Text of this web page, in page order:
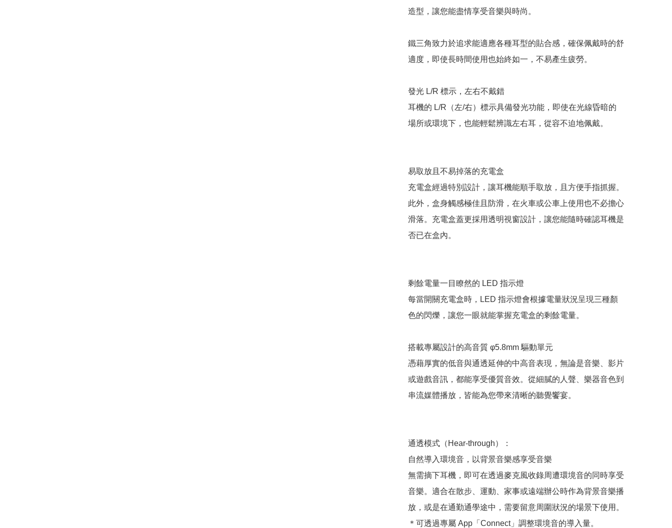
造型，讓您能盡情享受音樂與時尚。
鐵三角致力於追求能適應各種耳型的貼合感，確保佩戴時的舒
適度，即使長時間使用也始終如一，不易產生疲勞。
發光 L/R 標示，左右不戴錯
耳機的 L/R（左/右）標示具備發光功能，即使在光線昏暗的
場所或環境下，也能輕鬆辨識左右耳，從容不迫地佩戴。
易取放且不易掉落的充電盒
充電盒經過特別設計，讓耳機能順手取放，且方便手指抓握。
此外，盒身觸感極佳且防滑，在火車或公車上使用也不必擔心
滑落。充電盒蓋更採用透明視窗設計，讓您能隨時確認耳機是
否已在盒內。
剩餘電量一目瞭然的 LED 指示燈
每當開關充電盒時，LED 指示燈會根據電量狀況呈現三種顏
色的閃爍，讓您一眼就能掌握充電盒的剩餘電量。
搭載專屬設計的高音質 φ5.8mm 驅動單元
憑藉厚實的低音與通透延伸的中高音表現，無論是音樂、影片
或遊戲音訊，都能享受優質音效。從細膩的人聲、樂器音色到
串流媒體播放，皆能為您帶來清晰的聽覺饗宴。
通透模式（Hear-through）：
自然導入環境音，以背景音樂感享受音樂
無需摘下耳機，即可在透過麥克風收錄周遭環境音的同時享受
音樂。適合在散步、運動、家事或遠端辦公時作為背景音樂播
放，或是在通勤通學途中，需要留意周圍狀況的場景下使用。
＊可透過專屬 App「Connect」調整環境音的導入量。